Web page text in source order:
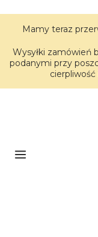
Mamy teraz
Wysyłki zamówień
podanymi przy
Menu